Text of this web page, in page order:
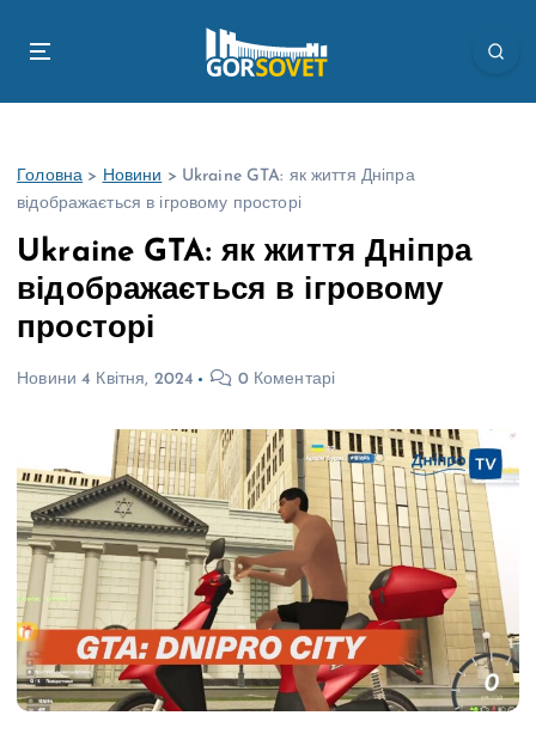
Головна > Новини > Ukraine GTA: як життя Дніпра
відображається в ігровому просторі
Ukraine GTA: як життя Дніпра
відображається в ігровому
просторі
Новини 4 Квітня, 2024 0 Коментарі